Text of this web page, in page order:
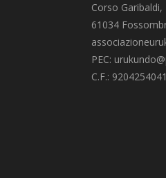
Corso Garibaldi,
61034
PEC:
C.F.: